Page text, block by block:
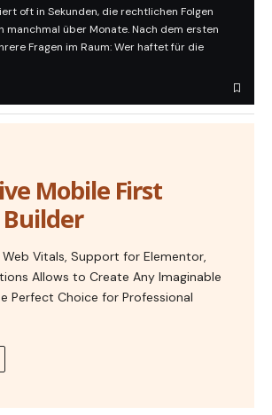
oft in Sekunden, die rechtlichen Folgen
manchmal über Monate. Nach dem ersten
Fragen im Raum: Wer haftet für die
Mobile First
Vitals, Support for Elementor,
Allows to Create Any Imaginable
Perfect Choice for Professional